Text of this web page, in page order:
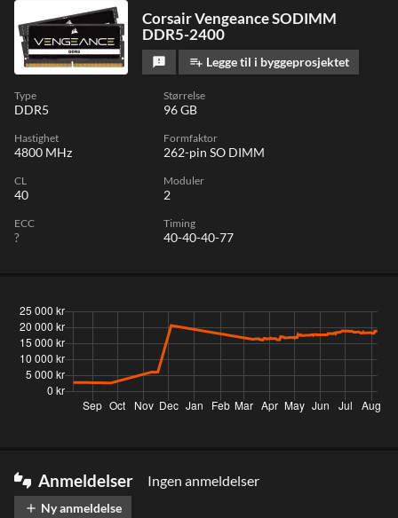
Corsair Vengeance SODIMM
DDR5-2400
feedback playlist_add Legge til i byggeprosjektet
Type
DDR5
Størrelse
96 GB
Hastighet
4800 MHz
Formfaktor
262-pin SO DIMM
CL
40
Moduler
2
ECC
?
Timing
40-40-40-77
thumbs_up_down Anmeldelser Ingen anmeldelser
add Ny anmeldelse